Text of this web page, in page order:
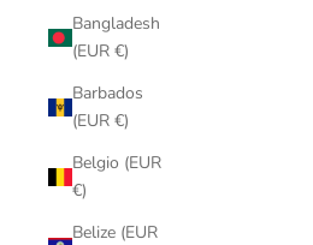
Bangladesh
(EUR €)
Barbados
(EUR €)
Belgio (EUR
€)
Belize (EUR